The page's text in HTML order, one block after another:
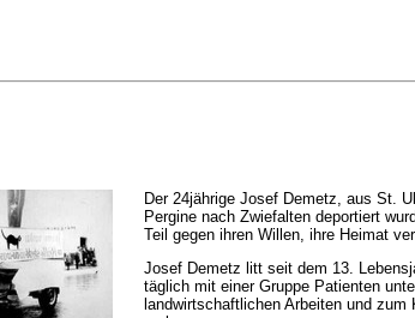
Der 24jährige Josef Demetz, aus St.
Pergine nach Zwiefalten deportiert
Teil gegen ihren Willen, ihre Heimat
Josef Demetz litt seit dem 13.
täglich mit einer Gruppe Patienten
landwirtschaftlichen Arbeiten und